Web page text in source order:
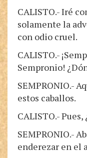
CALISTO.- Iré
solamente la
con odio cruel.
CALISTO.-
Sempronio!
SEMPRONIO.-
estos caballos.
CALISTO.-
SEMPRONIO.-
enderezar en el